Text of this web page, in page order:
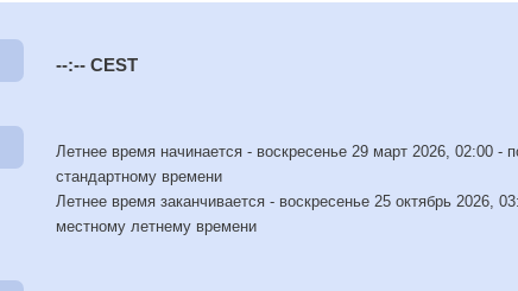
--:-- CEST
Летнее время начинается - воскресенье 29 март 2026, 02:00 -
стандартному времени
Летнее время заканчивается - воскресенье 25 октябрь 2026,
местному летнему времени